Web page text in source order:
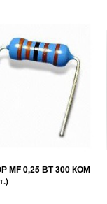
MF 0,25 ВТ 300 КОМ